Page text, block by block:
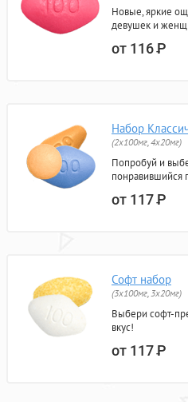
Новые, яркие
девушек и
от 116Р
Набор
(2x100мг, 4x20мг)
Попробуй и
понравившийся
от 117Р
Софт набор
(3x100мг, 3x20мг)
Выбери софт-
вкус!
от 117Р